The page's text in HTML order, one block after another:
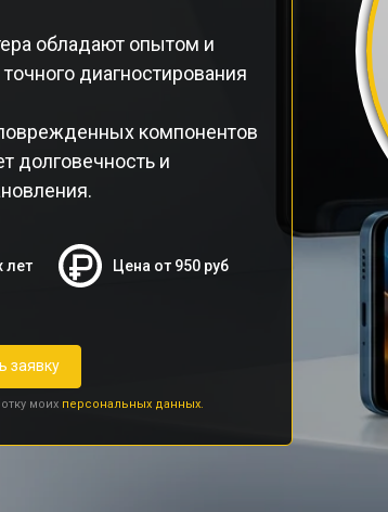
обладают опытом и
диагностирования
компонентов
долговечность и
лет Цена от 950 руб
заявку
моих персональных данных.